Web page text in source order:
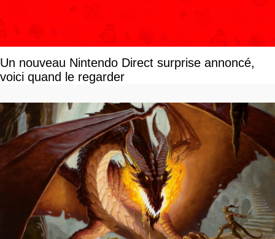
Un nouveau Nintendo Direct surprise annoncé,
voici quand le regarder